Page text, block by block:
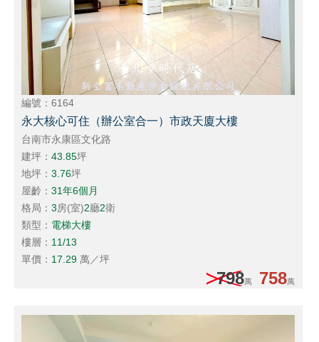
編號：6164
永大核心可住（辦公室合一）市政天廈大樓
台南市永康區文化路
建坪：43.85坪
地坪：3.76坪
屋齡：31年6個月
格局：3房(室)2廳2衛
類型： 電梯大樓
樓層： 11/13
單價： 17.29 萬／坪
798萬 758萬